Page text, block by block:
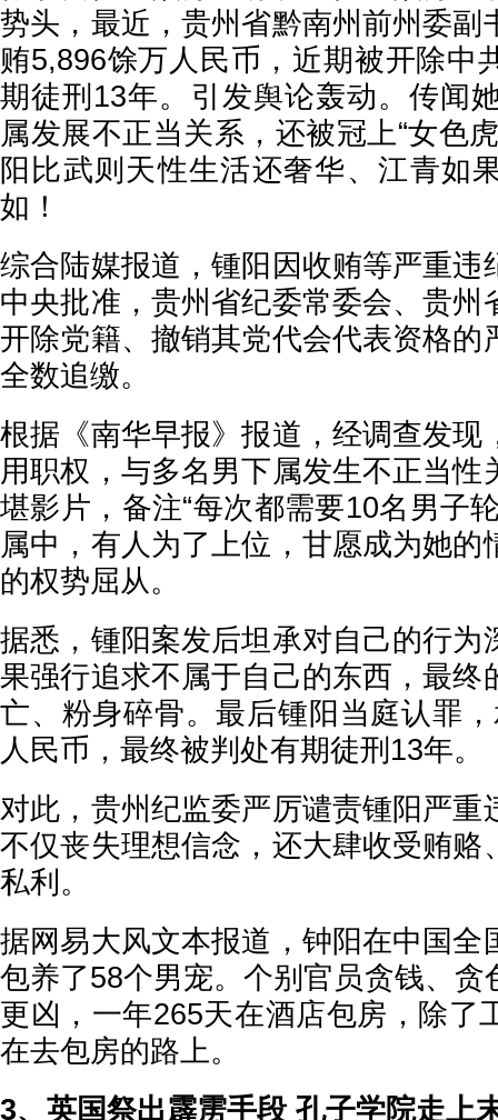
势头，最近，贵州省黔南州前州委副
贿5,896馀万人民币，近期被开除中
期徒刑13年。引发舆论轰动。传闻
属发展不正当关系，还被冠上“女色
阳比武则天性生活还奢华、江青如
如！
综合陆媒报道，锺阳因收贿等严重违
中央批准，贵州省纪委常委会、贵州
开除党籍、撤销其党代会代表资格的
全数追缴。
根据《南华早报》报道，经调查发现
用职权，与多名男下属发生不正当性
堪影片，备注“每次都需要10名男子
属中，有人为了上位，甘愿成为她的
的权势屈从。
据悉，锺阳案发后坦承对自己的行为
果强行追求不属于自己的东西，最终
亡、粉身碎骨。最后锺阳当庭认罪
人民币，最终被判处有期徒刑13年。
对此，贵州纪监委严厉谴责锺阳严重
不仅丧失理想信念，还大肆收受贿赂
私利。
据网易大风文本报道，钟阳在中国全
包养了58个男宠。个别官员贪钱、贪
更凶，一年265天在酒店包房，除了
在去包房的路上。
3、英国祭出霹雳手段 孔子学院走上